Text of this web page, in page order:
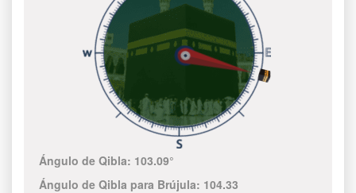
Ángulo de Qibla: 103.09°
Ángulo de Qibla para Brújula: 104.33